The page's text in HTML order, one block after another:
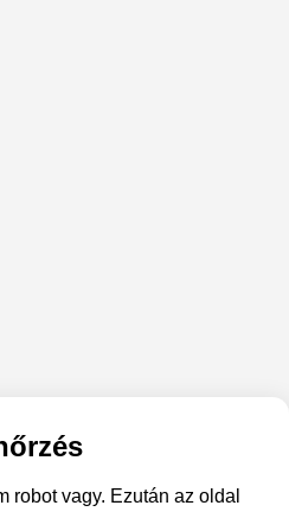
robot vagy. Ezután az oldal